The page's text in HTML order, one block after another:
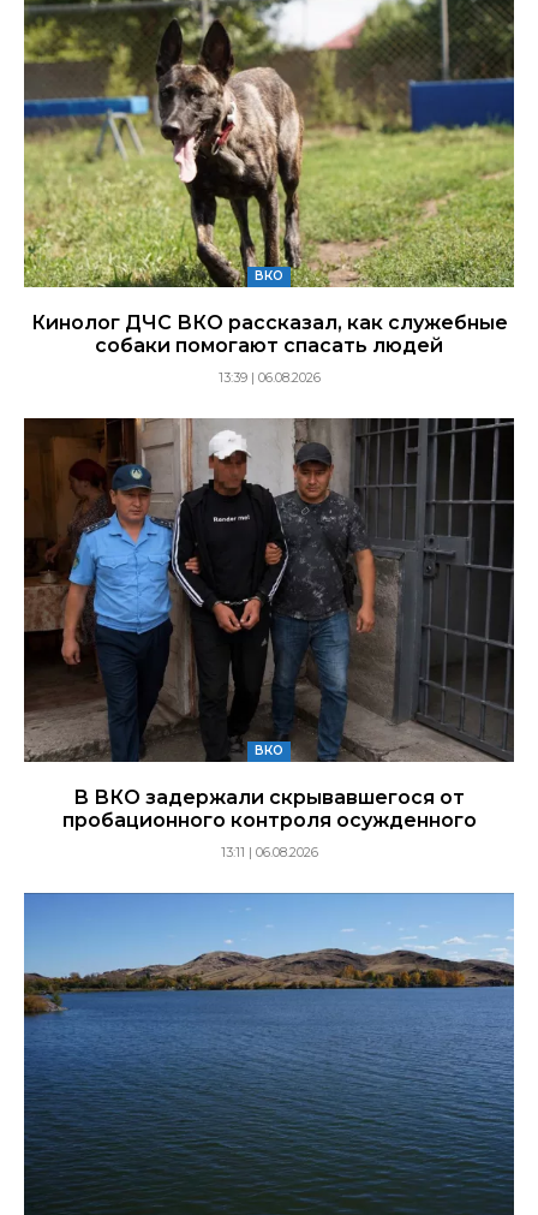
ВКО
Кинолог ДЧС ВКО рассказал, как служебные
собаки помогают спасать людей
13:39 | 06.08.2026
ВКО
В ВКО задержали скрывавшегося от
пробационного контроля осужденного
13:11 | 06.08.2026